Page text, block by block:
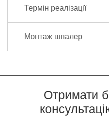
Термін реалізації
Монтаж шпалер
Отримати